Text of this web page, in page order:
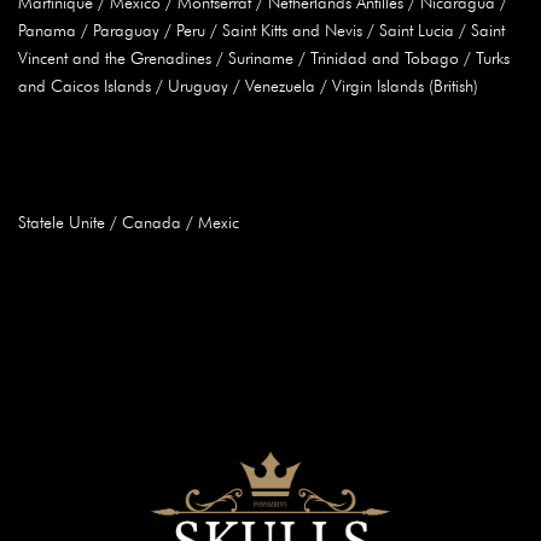
Panama / Paraguay / Peru / Saint Kitts and Nevis / Saint Lucia / Saint
Vincent and the Grenadines / Suriname / Trinidad and Tobago / Turks
and Caicos Islands / Uruguay / Venezuela / Virgin Islands (British)
Statele Unite / Canada / Mexic